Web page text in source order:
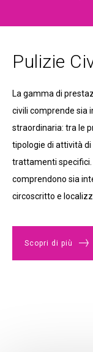
Custodia valori
Traslochi civili e
Telegestione e
Riqualificazione
Pulizie
La gamma di
civili comprende sia
straordinaria: tra le
tipologie di attività
trattamenti
comprendono sia
circoscritto e
Scopri di più